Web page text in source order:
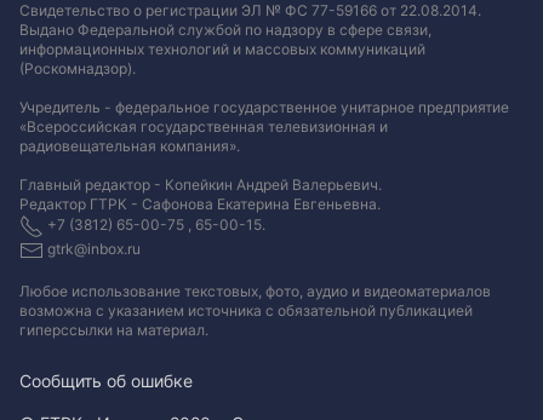
Свидетельство о регистрации ЭЛ № ФС 77-59166 от 22.08.2014.
Выдано Федеральной службой по надзору в сфере связи,
информационных технологий и массовых коммуникаций
(Роскомнадзор).
Учредитель - федеральное государственное унитарное предприятие
«Всероссийская государственная телевизионная и
радиовещательная компания».
Главный редактор - Копейкин Андрей Валерьевич.
Редактор ГТРК - Сафонова Екатерина Евгеньевна.
+7 (3812) 65-00-75 , 65-00-15.
gtrk@inbox.ru
Любое использование текстовых, фото, аудио и видеоматериалов
возможна с указанием источника с обязательной публикацией
гиперссылки на материал.
Сообщить об ошибке